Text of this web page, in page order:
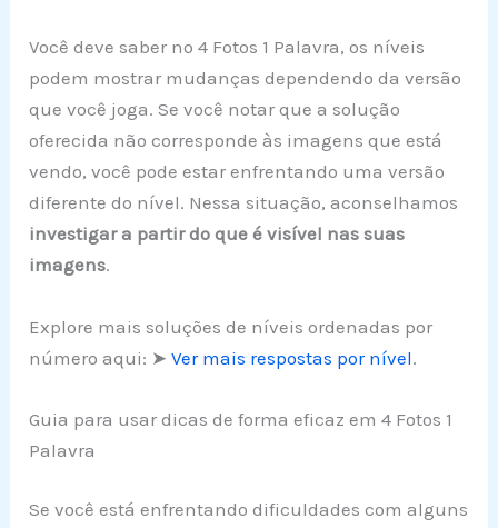
Você deve saber no 4 Fotos 1 Palavra, os níveis
podem mostrar mudanças dependendo da versão
que você joga. Se você notar que a solução
oferecida não corresponde às imagens que está
vendo, você pode estar enfrentando uma versão
diferente do nível. Nessa situação, aconselhamos
investigar a partir do que é visível nas suas
imagens.
Explore mais soluções de níveis ordenadas por
número aqui: ➤Ver mais respostas por nível.
Guia para usar dicas de forma eficaz em 4 Fotos 1
Palavra
Se você está enfrentando dificuldades com alguns